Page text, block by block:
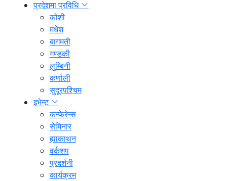
प्रदेशमा प्रविधि
कोशी
मधेश
बागमती
गण्डकी
लुम्बिनी
कर्णाली
सुदूरपश्चिम
इभेन्ट
कन्फेरेन्स
सेमिनार
ह्याकाथन
वर्कशप
प्रदर्शनी
कार्यक्रम